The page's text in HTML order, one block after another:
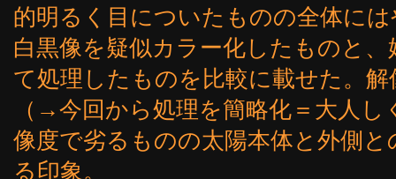
的明るく目についたものの全体に
白黒像を疑似カラー化したものと
て処理したものを比較に載せた。
（→今回から処理を簡略化＝大人
像度で劣るものの太陽本体と外側
る印象。